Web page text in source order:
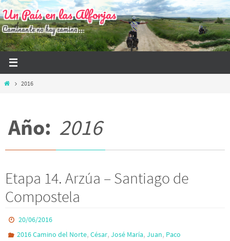
Ir
al
contenido
Un País en las Alforjas
Caminante no hay camino...
Inicio2016
Año: 2016
Etapa 14. Arzúa – Santiago de
Compostela
20/06/2016
2016 Camino del Norte,César,José María,Juan, Paco